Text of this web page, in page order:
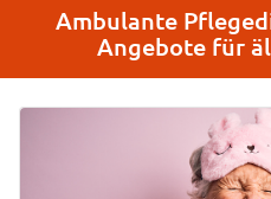
Ambulante
Angebote für